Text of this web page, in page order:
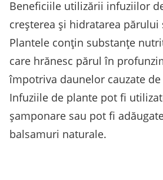
Beneficiile utilizării infuziilor
creșterea și hidratarea
Plantele conțin substanțe
care hrănesc părul în
împotriva daunelor cauzate
Infuziile de plante pot fi
șamponare sau pot fi
balsamuri naturale.